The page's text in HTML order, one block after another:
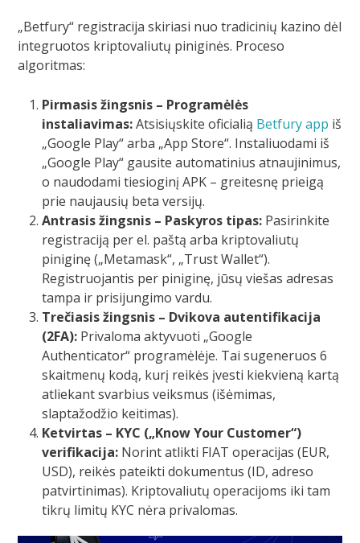
„Betfury“ registracija skiriasi nuo tradicinių kazino dėl
integruotos kriptovaliutų piniginės. Proceso
algoritmas:
Pirmasis žingsnis – Programėlės
instaliavimas:Atsisiųskite oficialią Betfury app iš
„Google Play“ arba „App Store“. Instaliuodami iš
„Google Play“ gausite automatinius atnaujinimus,
o naudodami tiesioginį APK – greitesnę prieigą
prie naujausių beta versijų.
Antrasis žingsnis – Paskyros tipas: Pasirinkite
registraciją per el. paštą arba kriptovaliutų
piniginę („Metamask“, „Trust Wallet“).
Registruojantis per piniginę, jūsų viešas adresas
tampa ir prisijungimo vardu.
Trečiasis žingsnis – Dvikova autentifikacija
(2FA): Privaloma aktyvuoti „Google
Authenticator“ programėlėje. Tai sugeneruos 6
skaitmenų kodą, kurį reikės įvesti kiekvieną kartą
atliekant svarbius veiksmus (išėmimas,
slaptažodžio keitimas).
Ketvirtas – KYC („Know Your Customer“)
verifikacija: Norint atlikti FIAT operacijas (EUR,
USD), reikės pateikti dokumentus (ID, adreso
patvirtinimas). Kriptovaliutų operacijoms iki tam
tikrų limitų KYC nėra privalomas.